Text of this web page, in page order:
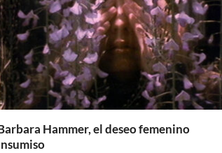
Hammer, el deseo femenino